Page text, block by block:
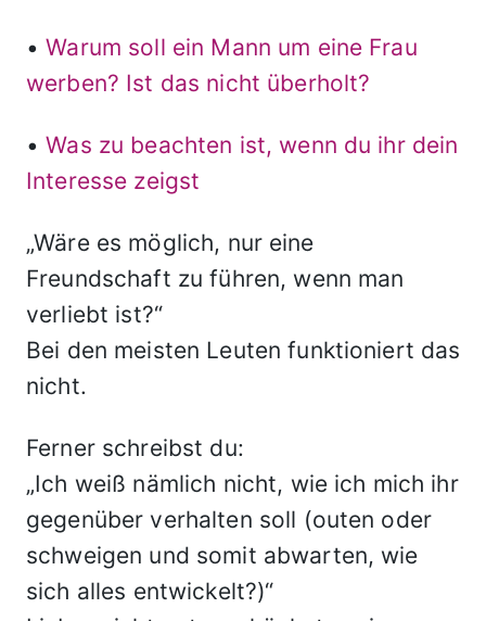
•Warum soll ein Mann um eine Frau
werben? Ist das nicht überholt?
•Was zu beachten ist, wenn du ihr dein
Interesse zeigst
„Wäre es möglich, nur eine
Freundschaft zu führen, wenn man
verliebt ist?“
Bei den meisten Leuten funktioniert das
nicht.
Ferner schreibst du:
„Ich weiß nämlich nicht, wie ich mich ihr
gegenüber verhalten soll (outen oder
schweigen und somit abwarten, wie
sich alles entwickelt?)“